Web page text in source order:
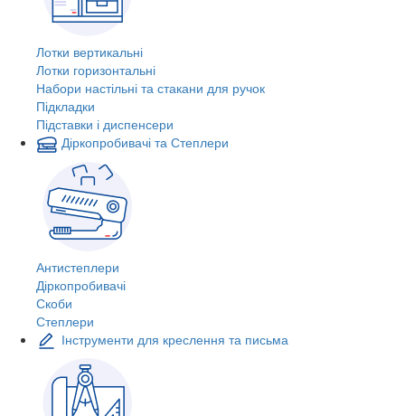
Лотки вертикальні
Лотки горизонтальні
Набори настільні та стакани для ручок
Підкладки
Підставки і диспенсери
Діркопробивачі та Степлери
Антистеплери
Діркопробивачі
Скоби
Степлери
Інструменти для креслення та письма